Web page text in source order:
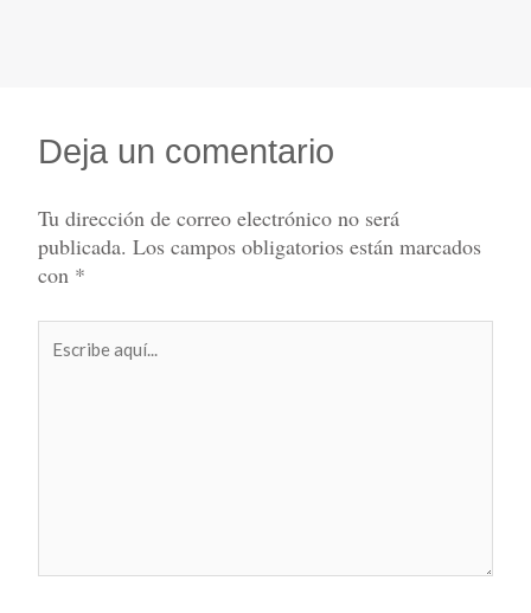
Deja un comentario
Tu dirección de correo electrónico no será
publicada. Los campos obligatorios están marcados
con *
aquí...